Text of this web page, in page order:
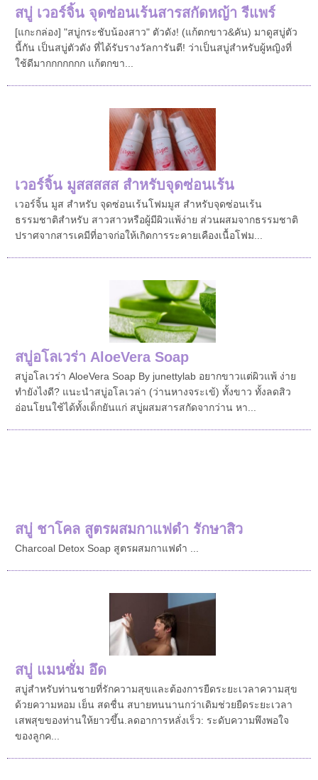
สบู่ เวอร์จิ้น จุดซ่อนเร้นสารสกัดหญ้า รีแพร์
[แกะกล่อง] "สบู่กระชับน้องสาว" ตัวดัง! (แก้ตกขาว&คัน) มาดูสบู่ตัว
นี้กัน เป็นสบู่ตัวดัง ที่ได้รับรางวัลการันตี! ว่าเป็นสบู่สำหรับผู้หญิงที่
ใช้ดีมากกกกกกก แก้ตกขา...
เวอร์จิ้น มูสสสสส สำหรับจุดซ่อนเร้น
เวอร์จิ้น มูส สำหรับ จุดซ่อนเร้นโฟมมูส สำหรับจุดซ่อนเร้น
ธรรมชาติสำหรับ สาวสาวหรือผู้มีผิวแพ้ง่าย ส่วนผสมจากธรรมชาติ
ปราศจากสารเคมีที่อาจก่อให้เกิดการระคายเคืองเนื้อโฟม...
สบู่อโลเวร่า AloeVera Soap
สบู่อโลเวร่า AloeVera Soap By junettylab อยากขาวแต่ผิวแพ้ ง่าย
ทำยังไงดี? แนะนำสบู่อโลเวล่า (ว่านหางจระเข้) ทั้งขาว ทั้งลดสิว
อ่อนโยนใช้ได้ทั้งเด็กยันแก่ สบู่ผสมสารสกัดจากว่าน หา...
สบู่ ชาโคล สูตรผสมกาแฟดำ รักษาสิว
Charcoal Detox Soap สูตรผสมกาแฟดำ ...
สบู่ แมนซั่ม อึด
สบู่สำหรับท่านชายที่รักความสุขและต้องการยืดระยะเวลาความสุข
ด้วยความหอม เย็น สดชื่น สบายทนนานกว่าเดิมช่วยยืดระยะเวลา
เสพสุขของท่านให้ยาวขึ้น.ลดอาการหลั่งเร็ว: ระดับความพึงพอใจ
ของลูกค...